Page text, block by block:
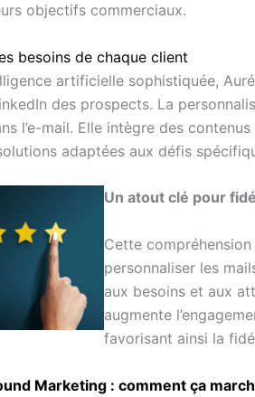
objectifs commerciaux.
besoins de chaque client
artificielle sophistiquée,
des prospects. La
l’e-mail. Elle intègre des
adaptées aux défis
Un atout clé pour
Cette
personnaliser les
aux besoins et aux
augmente
favorisant ainsi la
Marketing : comment ça